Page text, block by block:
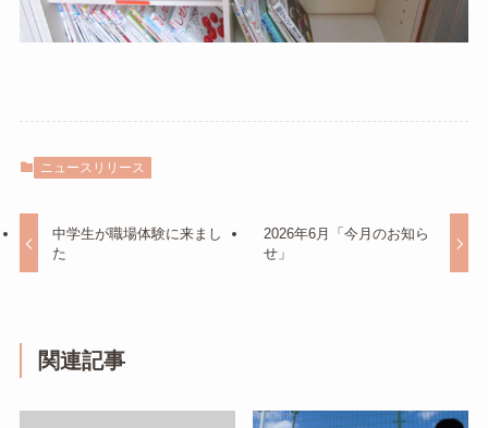
ニュースリリース
中学生が職場体験に来まし
た
2026年6月「今月のお知ら
せ」
関連記事